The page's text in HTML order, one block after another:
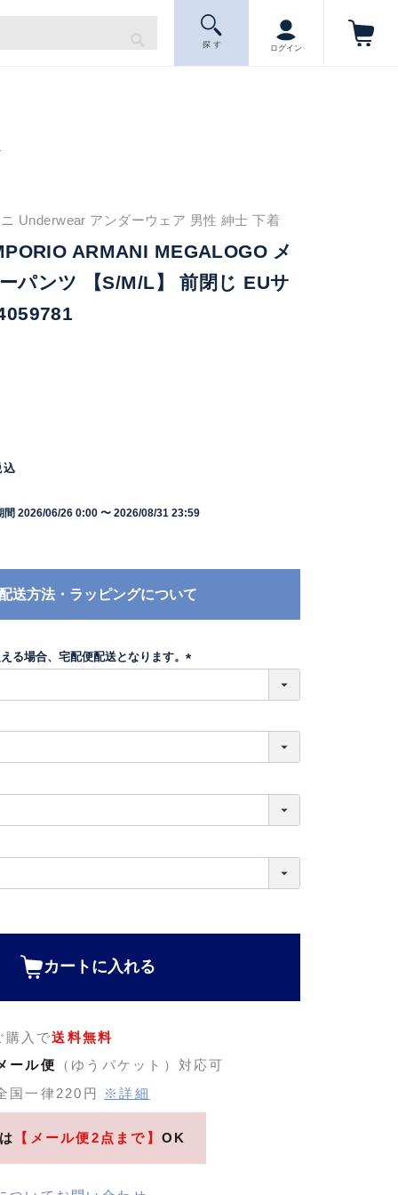
探 す ログイン
Underwear アンダーウェア 男性 紳士 下着
ARMANI MEGALOGO メ
パンツ 【S/M/L】 前閉じ EUサ
込
間 2026/06/26 0:00 〜 2026/08/31 23:59
配送方法・ラッピングについて
る場合、宅配便配送となります。
)
カートに入れる
購入で送料無料
ール便
（ゆうパケット）対応可
国一律220円
※詳細
【メール便2点まで】 OK